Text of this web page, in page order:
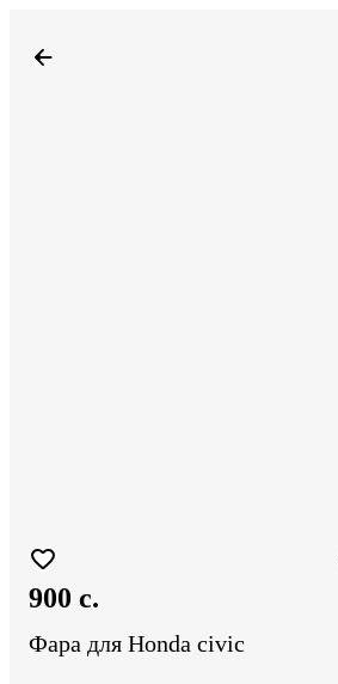
900 c.
Фара для Honda civic